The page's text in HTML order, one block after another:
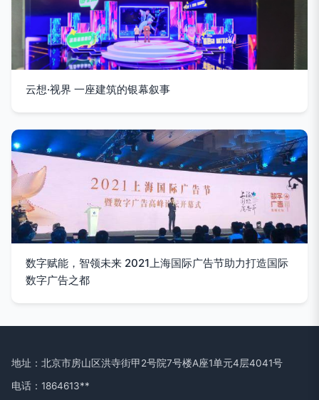
云想·视界 一座建筑的银幕叙事
数字赋能，智领未来 2021上海国际广告节助力打造国际
数字广告之都
地址：北京市房山区洪寺街甲2号院7号楼A座1单元4层4041号
电话：1864613**